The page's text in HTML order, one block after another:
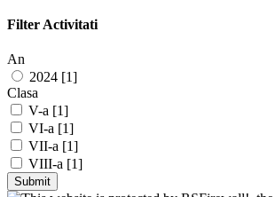
Filter Activitati
An
2024 [1]
Clasa
V-a [1]
VI-a [1]
VII-a [1]
VIII-a [1]